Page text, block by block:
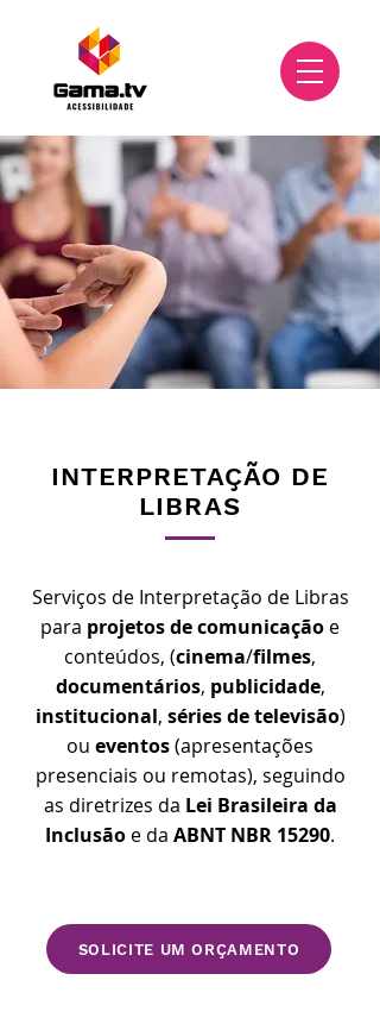
INTERPRETAÇÃO DE
LIBRAS
Serviços de Interpretação de Libras
para projetos de comunicação e
conteúdos, (cinema/filmes,
documentários, publicidade,
institucional, séries de televisão)
ou eventos(apresentações
presenciais ou remotas), seguindo
as diretrizes da Lei Brasileira da
Inclusão e da ABNT NBR 15290.
SOLICITE UM ORÇAMENTO